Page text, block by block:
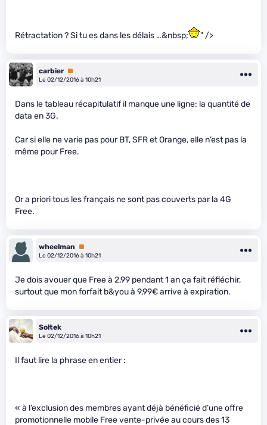
Rétractation ? Si tu es dans les délais …&nbsp; " />
carbier Premium
Le 02/12/2016 à 10h21
Dans le tableau récapitulatif il manque une ligne: la quantité de
data en 3G.
Car si elle ne varie pas pour BT, SFR et Orange, elle n’est pas la
même pour Free.
Or a priori tous les français ne sont pas couverts par la 4G
Free.
wheelman
Premium
Le 02/12/2016 à 10h21
Je dois avouer que Free à 2,99 pendant 1 an ça fait réfléchir,
surtout que mon forfait b&you à 9,99€ arrive à expiration.
Soltek
Le 02/12/2016 à 10h21
Il faut lire la phrase en entier :
« à l’exclusion des membres ayant déjà bénéficié d’une offre
promotionnelle mobile Free vente-privée au cours des 13